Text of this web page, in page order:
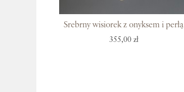
Srebrny wisiorek z onyksem i perłą
355,00 zł